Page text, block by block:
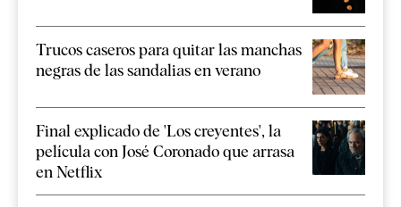
Trucos caseros para quitar las manchas
negras de las sandalias en verano
Final explicado de 'Los creyentes', la
película con José Coronado que arrasa
en Netflix